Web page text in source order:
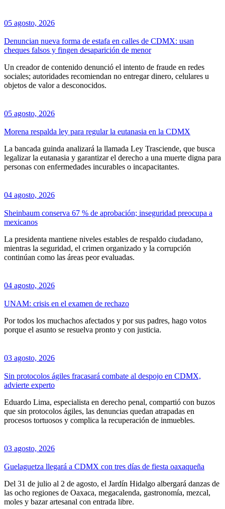
05 agosto, 2026
Denuncian nueva forma de estafa en calles de CDMX: usan
cheques falsos y fingen desaparición de menor
Un creador de contenido denunció el intento de fraude en redes
sociales; autoridades recomiendan no entregar dinero, celulares u
objetos de valor a desconocidos.
05 agosto, 2026
Morena respalda ley para regular la eutanasia en la CDMX
La bancada guinda analizará la llamada Ley Trasciende, que busca
legalizar la eutanasia y garantizar el derecho a una muerte digna para
personas con enfermedades incurables o incapacitantes.
04 agosto, 2026
Sheinbaum conserva 67 % de aprobación; inseguridad preocupa a
mexicanos
La presidenta mantiene niveles estables de respaldo ciudadano,
mientras la seguridad, el crimen organizado y la corrupción
continúan como las áreas peor evaluadas.
04 agosto, 2026
UNAM: crisis en el examen de rechazo
Por todos los muchachos afectados y por sus padres, hago votos
porque el asunto se resuelva pronto y con justicia.
03 agosto, 2026
Sin protocolos ágiles fracasará combate al despojo en CDMX,
advierte experto
Eduardo Lima, especialista en derecho penal, compartió con buzos
que sin protocolos ágiles, las denuncias quedan atrapadas en
procesos tortuosos y complica la recuperación de inmuebles.
03 agosto, 2026
Guelaguetza llegará a CDMX con tres días de fiesta oaxaqueña
Del 31 de julio al 2 de agosto, el Jardín Hidalgo albergará danzas de
las ocho regiones de Oaxaca, megacalenda, gastronomía, mezcal,
moles y bazar artesanal con entrada libre.